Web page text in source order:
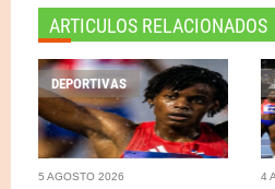
ARTICULOS RELACIONADOS
DEPORTIVAS
5 AGOSTO 2026 4